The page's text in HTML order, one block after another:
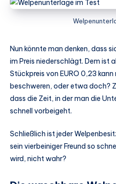
Nun könnte man denken, dass
im Preis niederschlägt. Dem ist
Stückpreis von EURO 0,23
beschweren, oder etwa doch?
dass die Zeit, in der man die
schnell vorbeigeht.
Schließlich ist jeder
sein vierbeiniger Freund so
wird, nicht wahr?